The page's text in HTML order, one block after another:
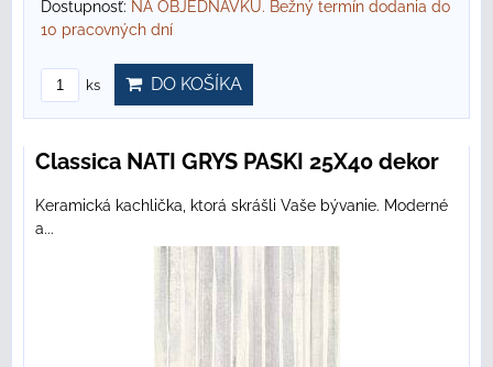
Dostupnosť: NA OBJEDNÁVKU. Bežný termín dodania do
10 pracovných dní
ks DO KOŠÍKA
Classica NATI GRYS PASKI 25X40 dekor
Keramická kachlička, ktorá skrášli Vaše bývanie. Moderné
a...